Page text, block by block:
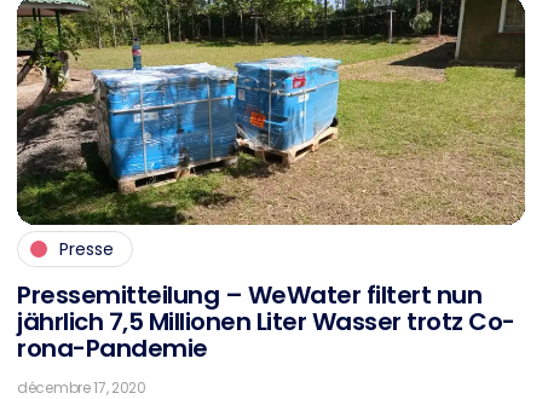
Presse
Pres­se­mit­tei­lung – We­Wa­ter fil­tert nun
jähr­lich 7,5 Mil­lio­nen Li­ter Was­ser trotz Co­
ro­na-Pan­de­mie
décembre 17, 2020